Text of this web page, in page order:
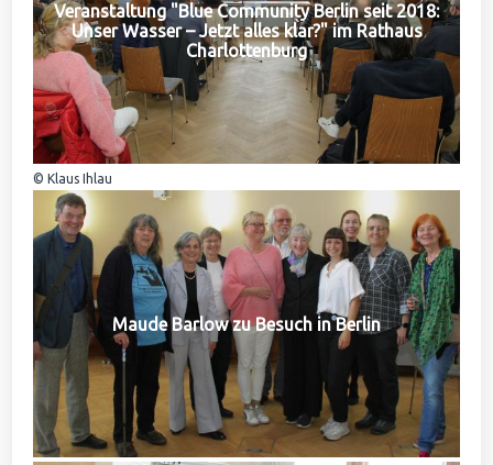
Veranstaltung "Blue Community Berlin seit 2018:
Unser Wasser – Jetzt alles klar?" im Rathaus
Charlottenburg
© Klaus Ihlau
Maude Barlow zu Besuch in Berlin